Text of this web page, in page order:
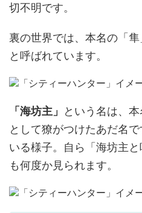
切不明です。
裏の世界では、本名の「隼
と呼ばれています。
「海坊主」
という名は、
として獠がつけたあだ名
いる様子。自ら「海坊主
も何度か見られます。